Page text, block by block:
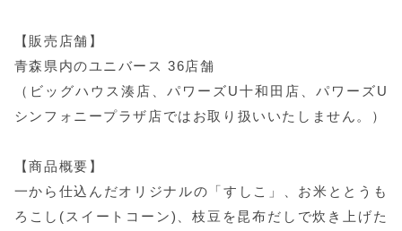
【販売店舗】
青森県内のユニバース 36店舗
（ビッグハウス湊店、パワーズU十和田店、パワーズU
シンフォニープラザ店ではお取り扱いいたしません。）
【商品概要】
一から仕込んだオリジナルの「すしこ」、お米ととうも
ろこし(スイートコーン)、枝豆を昆布だしで炊き上げた